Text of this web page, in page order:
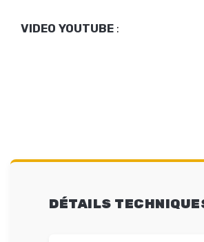
VIDEO YOUTUBE :
DÉTAILS